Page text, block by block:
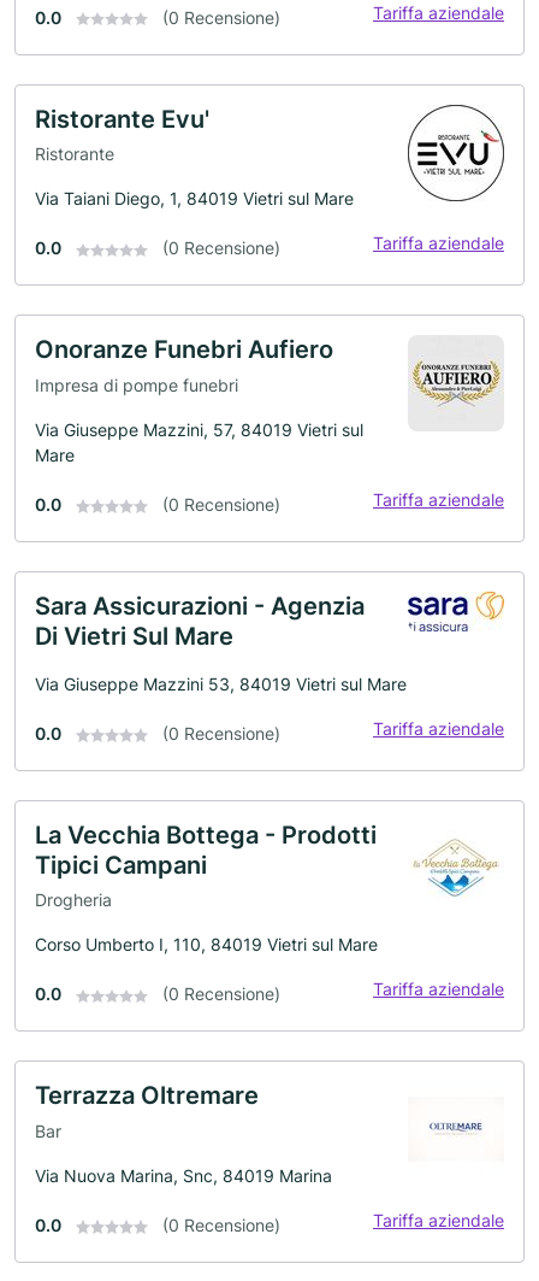
0.0 (0 Recensione) Tariffa aziendale
Ristorante Evu'
Ristorante
Via Taiani Diego, 1, 84019 Vietri sul Mare
0.0 (0 Recensione) Tariffa aziendale
Onoranze Funebri Aufiero
Impresa di pompe funebri
Via Giuseppe Mazzini, 57, 84019 Vietri sul
Mare
0.0 (0 Recensione) Tariffa aziendale
Sara Assicurazioni - Agenzia
Di Vietri Sul Mare
Via Giuseppe Mazzini 53, 84019 Vietri sul Mare
0.0 (0 Recensione) Tariffa aziendale
La Vecchia Bottega - Prodotti
Tipici Campani
Drogheria
Corso Umberto I, 110, 84019 Vietri sul Mare
0.0 (0 Recensione) Tariffa aziendale
Terrazza Oltremare
Bar
Via Nuova Marina, Snc, 84019 Marina
0.0 (0 Recensione) Tariffa aziendale